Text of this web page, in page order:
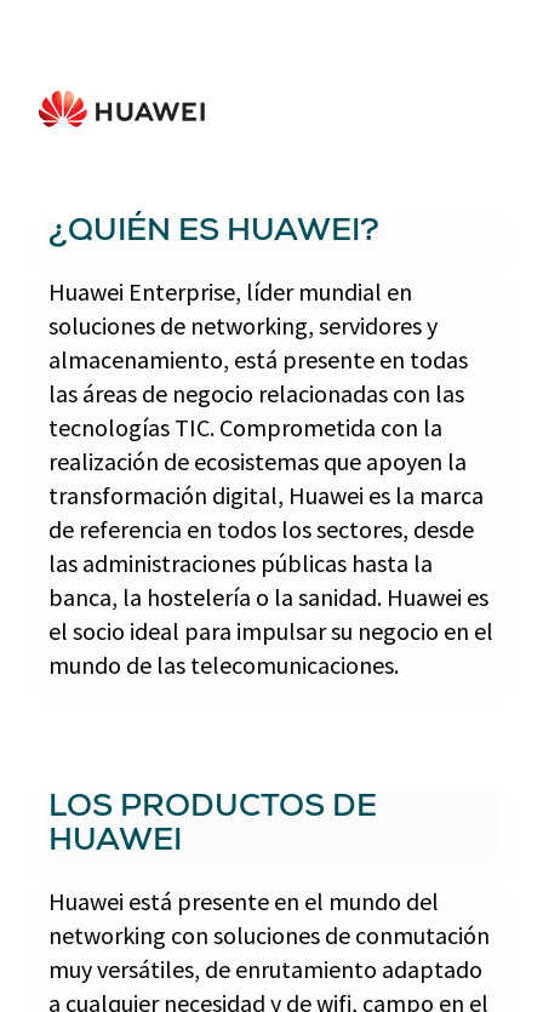
¿QUIÉN ES HUAWEI?
Huawei Enterprise, líder mundial en
soluciones de networking, servidores y
almacenamiento, está presente en todas
las áreas de negocio relacionadas con las
tecnologías TIC. Comprometida con la
realización de ecosistemas que apoyen la
transformación digital, Huawei es la marca
de referencia en todos los sectores, desde
las administraciones públicas hasta la
banca, la hostelería o la sanidad. Huawei es
el socio ideal para impulsar su negocio en el
mundo de las telecomunicaciones.
LOS PRODUCTOS DE
HUAWEI
Huawei está presente en el mundo del
networking con soluciones de conmutación
muy versátiles, de enrutamiento adaptado
a cualquier necesidad y de wifi, campo en el